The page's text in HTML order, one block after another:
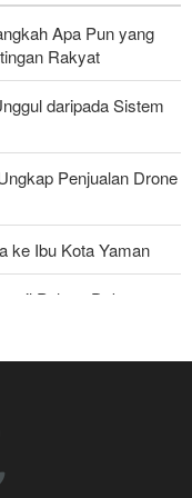
Apa Pun yang
Rakyat
daripada Sistem
Penjualan Drone
ke Ibu Kota Yaman
Pulang Dubes
di Hormuz!
Kawasan dan Semua